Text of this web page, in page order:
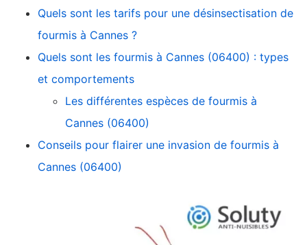
Quels sont les tarifs pour une désinsectisation de
fourmis à Cannes ?
Quels sont les fourmis à Cannes (06400) : types
et comportements
Les différentes espèces de fourmis à
Cannes (06400)
Conseils pour flairer une invasion de fourmis à
Cannes (06400)